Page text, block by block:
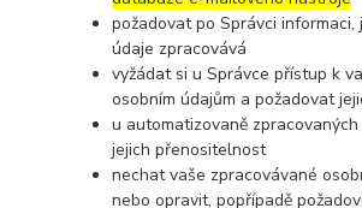
požadovat po Správci informaci,
údaje zpracovává
vyžádat si u Správce přístup k
osobním údajům a požadovat
u automatizovaně
jejich přenositelnost
nechat vaše zpracovávané
nebo opravit, popřípadě